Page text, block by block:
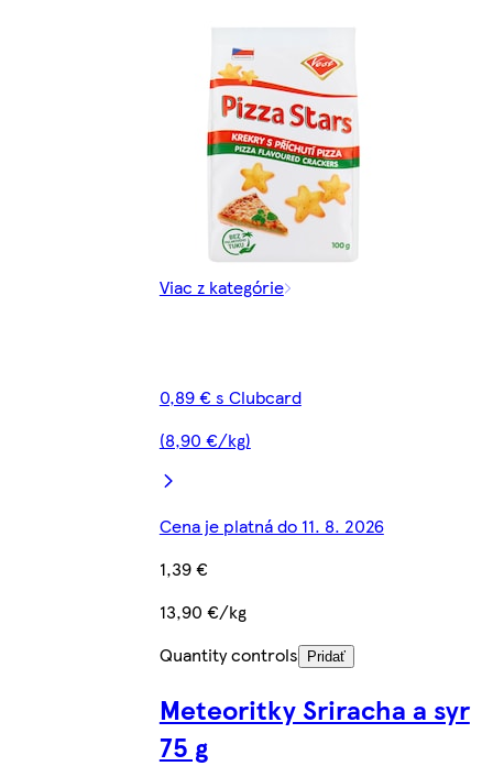
Viac z kategórie
0,89 € s Clubcard
(8,90 €/kg)
Cena je platná do 11. 8. 2026
1,39 €
13,90 €/kg
Quantity controls
Pridať
Meteoritky Sriracha a syr
75 g